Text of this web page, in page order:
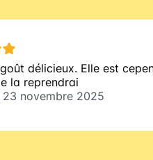
délicieux. Elle est
la reprendrai
23 novembre 2025